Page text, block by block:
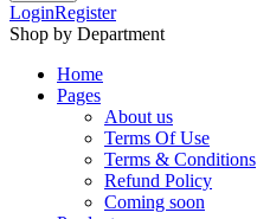
LoginRegister
Shop by Department
Home
Pages
About us
Terms Of Use
Terms & Conditions
Refund Policy
Coming soon